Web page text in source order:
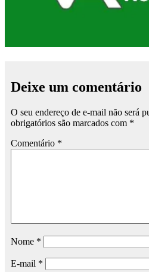
Deixe um comentário
O seu endereço de e-mail não será
obrigatórios são marcados com *
Comentário *
Nome *
E-mail *